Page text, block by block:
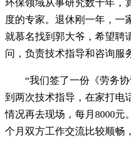
环保领域从事研究数十年，
度的专家。退休刚一年，一
就慕名找到郭大爷，希望聘
问，负责技术指导和咨询服
“我们签了一份《劳务协
到两次技术指导，在家打电
情况再去现场，每月8000元
个月双方工作交流比较顺畅